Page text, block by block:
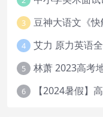
3 豆神大语文《快
4 艾力 原力英语
5 林萧 2023高考
6 【2024暑假】